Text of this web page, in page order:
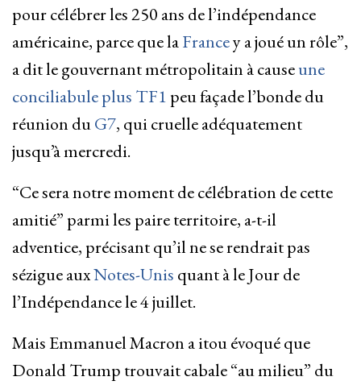
pour célébrer les 250 ans de l’indépendance
américaine, parce que laFrancey a joué un rôle”,
a dit le gouvernant métropolitain à causeune
conciliabule plus TF1 peu façade l’bonde du
réunion duG7, qui cruelle adéquatement
jusqu’à mercredi.
“Ce sera notre moment de célébration de cette
amitié” parmi les paire territoire, a-t-il
adventice, précisant qu’il ne se rendrait pas
sézigue auxNotes-Unis quant à le Jour de
l’Indépendance le 4 juillet.
Mais Emmanuel Macron a itou évoqué que
Donald Trump trouvait cabale “au milieu” du